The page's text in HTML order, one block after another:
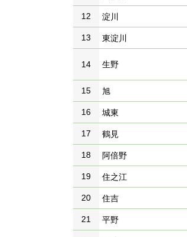
12 淀川
13 東淀川
14 生野
15 旭
16 城東
17 鶴見
18 阿倍野
19 住之江
20 住吉
21 平野